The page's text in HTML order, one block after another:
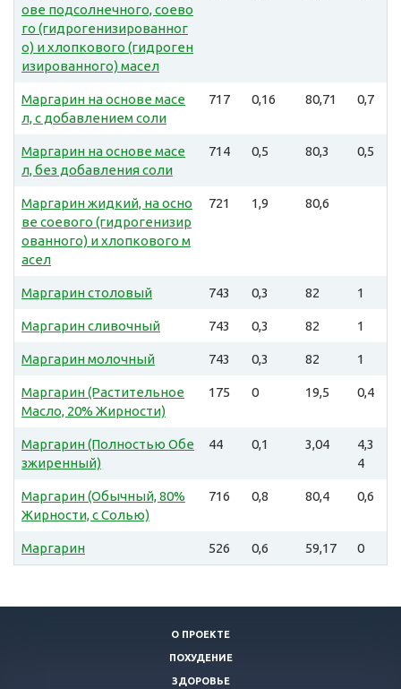
ове подсолнечного, соево
го (гидрогенизированног
о) и хлопкового (гидроген
изированного) масел
Маргарин на основе масе
л, с добавлением соли
717 0,16 80,71 0,7
Маргарин на основе масе
л, без добавления соли
714 0,5 80,3 0,5
Маргарин жидкий, на осно
ве соевого (гидрогенизир
ованного) и хлопкового м
асел
721 1,9 80,6
Маргарин столовый 743 0,3 82 1
Маргарин сливочный 743 0,3 82 1
Маргарин молочный 743 0,3 82 1
Маргарин (Растительное
Масло, 20% Жирности)
175 0 19,5 0,4
Маргарин (Полностью Обе
зжиренный)
44 0,1 3,04
4,3
4
Маргарин (Обычный, 80%
Жирности, с Солью)
716 0,8 80,4 0,6
Маргарин 526 0,6 59,17 0
О ПРОЕКТЕ
ПОХУДЕНИЕ
ЗДОРОВЬЕ